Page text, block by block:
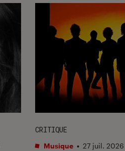
CRITIQUE
Musique • 27 juil. 2026